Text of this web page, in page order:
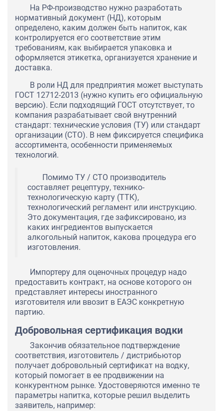
На РФ-производство нужно разработать
нормативный документ (НД), которым
определено, каким должен быть напиток, как
контролируется его соответствие этим
требованиям, как выбирается упаковка и
оформляется этикетка, организуется хранение и
доставка.
В роли НД для предприятия может выступать
ГОСТ 12712-2013 (нужно купить его официальную
версию). Если подходящий ГОСТ отсутствует, то
компания разрабатывает свой внутренний
стандарт: технические условия (ТУ) или стандарт
организации (СТО). В нем фиксируется специфика
ассортимента, особенности применяемых
технологий.
Помимо ТУ / СТО производитель
составляет рецептуру, технико-
технологическую карту (ТТК),
технологический регламент или инструкцию.
Это документация, где зафиксировано, из
каких ингредиентов выпускается
алкогольный напиток, какова процедура его
изготовления.
Импортеру для оценочных процедур надо
предоставить контракт, на основе которого он
представляет интересы иностранного
изготовителя или ввозит в ЕАЭС конкретную
партию.
Добровольная сертификация водки
Закончив обязательное подтверждение
соответствия, изготовитель / дистрибьютор
получает добровольный сертификат на водку,
который помогает в ее продвижении на
конкурентном рынке. Удостоверяются именно те
параметры напитка, которые решил выделить
заявитель, например: